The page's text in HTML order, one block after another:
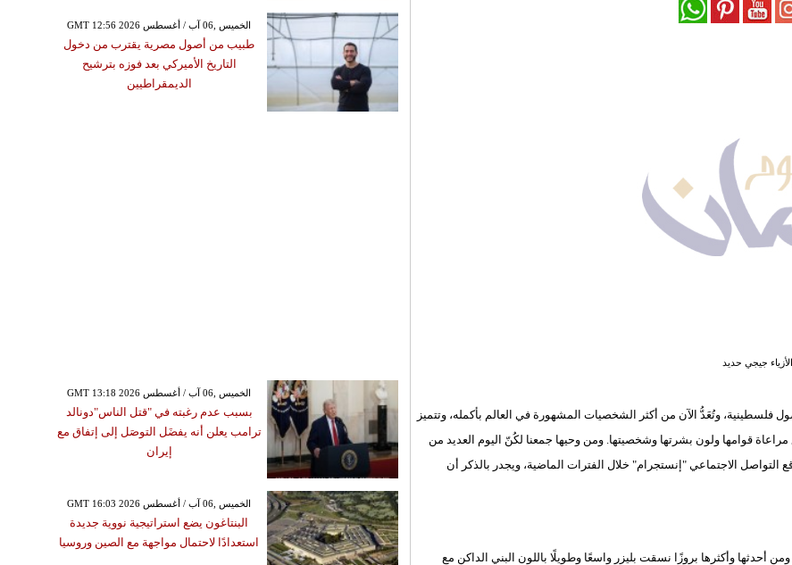
جيجي حديد
فلسطينية، وتُعَدُّ الآن من أكثر الشخصيات المشهورة في العالم بأكمله، وتتميز
قوامها ولون بشرتها وشخصيتها. ومن وحيها جمعنا لكُنّ اليوم العديد من
الاجتماعي "إنستجرام" خلال الفترات الماضية، ويجدر بالذكر أن
أحدثها وأكثرها بروزًا نسقت بليزر واسعًا وطويلًا باللون البني الداكن مع
GMT 12:56 2026 الخميس ,06 آب / أغسطس
طبيب من أصول مصرية يقترب من دخول
التاريخ الأميركي بعد فوزه بترشيح
الديمقراطيين
GMT 13:18 2026 الخميس ,06 آب / أغسطس
بسبب عدم رغبته في "قتل الناس"دونالد
ترامب يعلن أنه يفضَل التوصَل إلى إتفاق مع
إيران
GMT 16:03 2026 الخميس ,06 آب / أغسطس
البنتاغون يضع استراتيجية نووية جديدة
استعدادًا لاحتمال مواجهة مع الصين وروسيا